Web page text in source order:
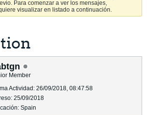
Para comenzar a ver los mensajes,
visualizar en listado a continuación.
Member
Actividad: 26/09/2018, 08:47:58
25/09/2018
Spain